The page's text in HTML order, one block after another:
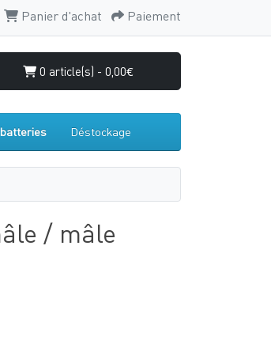
Panier d'achat Paiement
0 article(s) - 0,00€
Déstockage
/ mâle